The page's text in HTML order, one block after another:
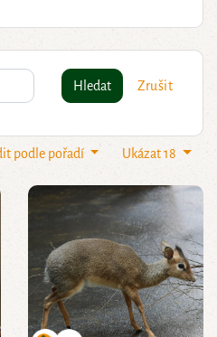
Hledat Zrušit
Ukázat 18
podle pořadí